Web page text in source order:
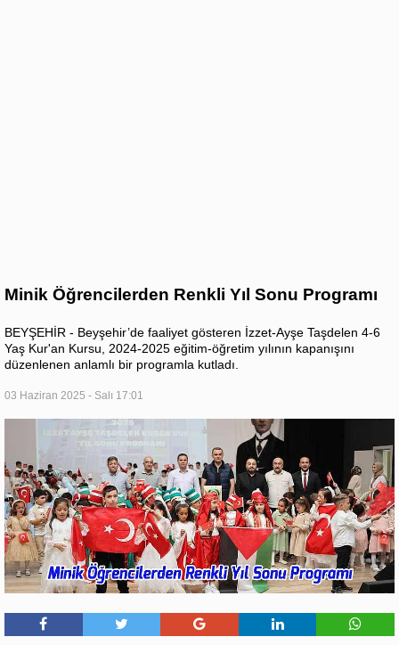
Minik Öğrencilerden Renkli Yıl Sonu Programı
BEYŞEHİR - Beyşehir’de faaliyet gösteren İzzet-Ayşe Taşdelen 4-6
Yaş Kur'an Kursu, 2024-2025 eğitim-öğretim yılının kapanışını
düzenlenen anlamlı bir programla kutladı.
03 Haziran 2025 - Salı 17:01